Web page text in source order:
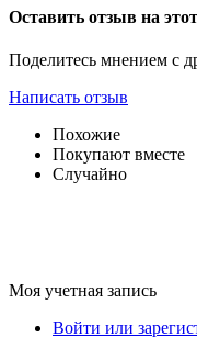
Оставить отзыв на
Поделитесь мнением с
Написать отзыв
Похожие
Покупают вместе
Случайно
Моя учетная запись
Войти или